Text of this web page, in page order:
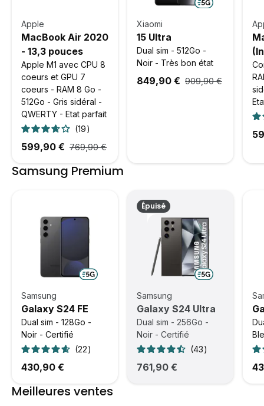
Apple
MacBook Air 2020
- 13,3 pouces
Apple M1 avec CPU 8
coeurs et GPU 7
coeurs - RAM 8 Go -
512Go - Gris sidéral -
QWERTY - Etat parfait
19
599,90 € 769,90 €
Xiaomi
15 Ultra
Dual sim - 512Go -
Noir - Très bon état
849,90 € 909,90 €
Samsung Premium
Samsung
Galaxy S24 FE
Dual sim - 128Go -
Noir - Certifié
22
430,90 €
Épuisé
Samsung
Galaxy S24 Ultra
Dual sim - 256Go -
Noir - Certifié
43
761,90 €
Meilleures ventes